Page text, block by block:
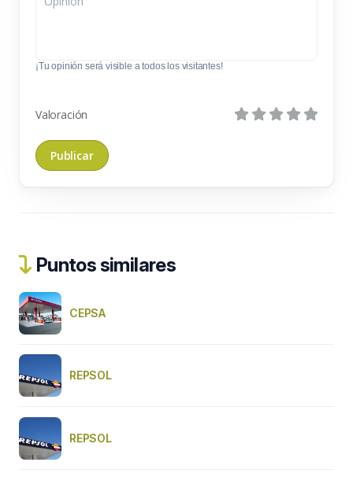
¡Tu opinión será visible a todos los visitantes!
Valoración
Puntos similares
CEPSA
REPSOL
REPSOL